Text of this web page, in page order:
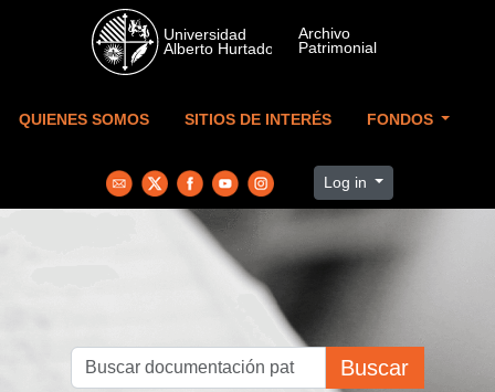
Skip to main content
QUIENES SOMOS SITIOS DE INTERÉS FONDOS
Log in
Buscar